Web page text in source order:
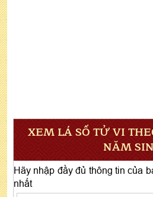
XEM LÁ SỐ TỬ VI
NĂM
Hãy nhập đầy đủ thông tin của
nhất